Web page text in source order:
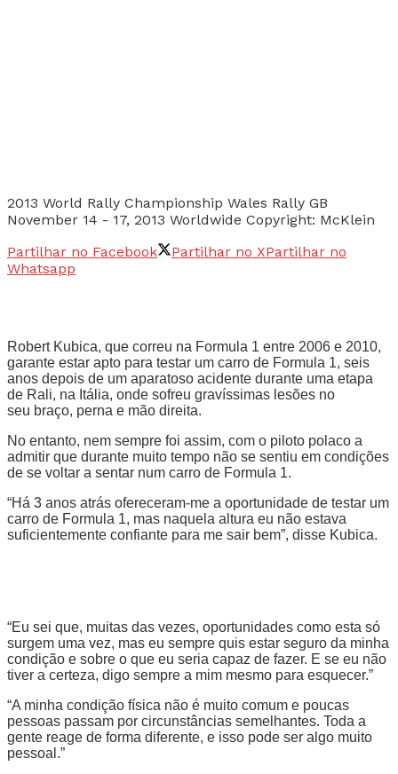
2013 World Rally Championship Wales Rally GB
November 14 - 17, 2013 Worldwide Copyright: McKlein
Partilhar no Facebook
Partilhar no XPartilhar no
Whatsapp
Robert Kubica, que correu na Formula 1 entre 2006 e 2010,
garante estar apto para testar um carro de Formula 1, seis
anos depois de um aparatoso acidente durante uma etapa
de Rali, na Itália, onde sofreu gravíssimas lesões no
seu braço, perna e mão direita.
No entanto, nem sempre foi assim, com o piloto polaco a
admitir que durante muito tempo não se sentiu em condições
de se voltar a sentar num carro de Formula 1.
“Há 3 anos atrás ofereceram-me a oportunidade de testar um
carro de Formula 1, mas naquela altura eu não estava
suficientemente confiante para me sair bem”, disse Kubica.
“Eu sei que, muitas das vezes, oportunidades como esta só
surgem uma vez, mas eu sempre quis estar seguro da minha
condição e sobre o que eu seria capaz de fazer. E se eu não
tiver a certeza, digo sempre a mim mesmo para esquecer.”
“A minha condição física não é muito comum e poucas
pessoas passam por circunstâncias semelhantes. Toda a
gente reage de forma diferente, e isso pode ser algo muito
pessoal.”